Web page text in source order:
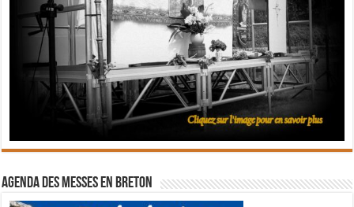
Agenda des messes en breton